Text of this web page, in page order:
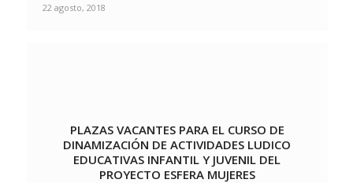
22 agosto, 2018
PLAZAS VACANTES PARA EL CURSO DE
DINAMIZACIÓN DE ACTIVIDADES LUDICO
EDUCATIVAS INFANTIL Y JUVENIL DEL
PROYECTO ESFERA MUJERES